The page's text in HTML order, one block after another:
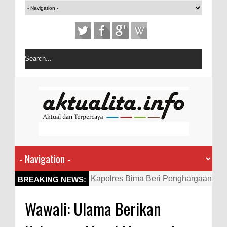
BREAKING NEWS:
Kapolres Bima Beri Penghargaan
Aktif Bantu Polisi Berantas
Wawali: Ulama Berikan